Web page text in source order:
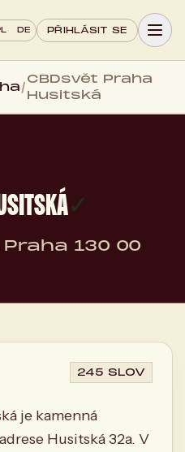
DE PŘIHLÁSIT SE
/
CBDsvět Praha
Husitská
✓
130 00
245 SLOV
je kamenná
Husitská 32a. V